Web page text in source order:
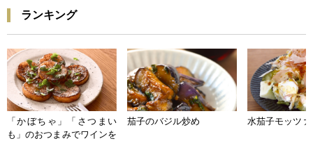
ランキング
「かぼちゃ」「さつまい
も」のおつまみでワインを
茄子のバジル炒め 水茄子モッツァ